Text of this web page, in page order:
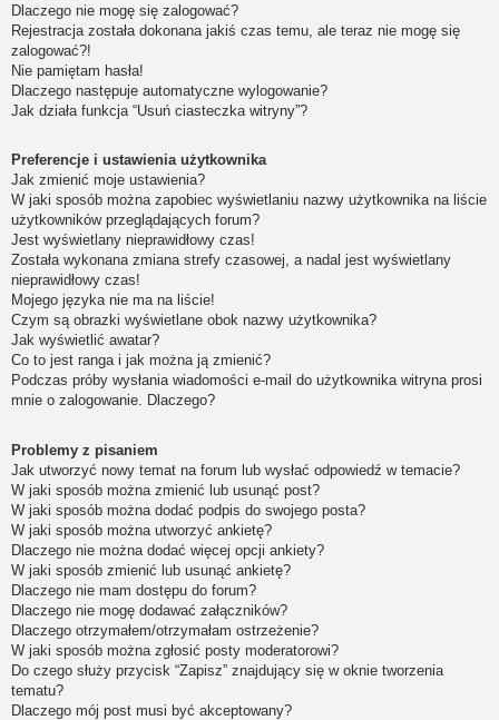
Dlaczego nie mogę się zalogować?
Rejestracja została dokonana jakiś czas temu, ale teraz nie mogę się
zalogować?!
Nie pamiętam hasła!
Dlaczego następuje automatyczne wylogowanie?
Jak działa funkcja “Usuń ciasteczka witryny”?
Preferencje i ustawienia użytkownika
Jak zmienić moje ustawienia?
W jaki sposób można zapobiec wyświetlaniu nazwy użytkownika na liście
użytkowników przeglądających forum?
Jest wyświetlany nieprawidłowy czas!
Została wykonana zmiana strefy czasowej, a nadal jest wyświetlany
nieprawidłowy czas!
Mojego języka nie ma na liście!
Czym są obrazki wyświetlane obok nazwy użytkownika?
Jak wyświetlić awatar?
Co to jest ranga i jak można ją zmienić?
Podczas próby wysłania wiadomości e-mail do użytkownika witryna prosi
mnie o zalogowanie. Dlaczego?
Problemy z pisaniem
Jak utworzyć nowy temat na forum lub wysłać odpowiedź w temacie?
W jaki sposób można zmienić lub usunąć post?
W jaki sposób można dodać podpis do swojego posta?
W jaki sposób można utworzyć ankietę?
Dlaczego nie można dodać więcej opcji ankiety?
W jaki sposób zmienić lub usunąć ankietę?
Dlaczego nie mam dostępu do forum?
Dlaczego nie mogę dodawać załączników?
Dlaczego otrzymałem/otrzymałam ostrzeżenie?
W jaki sposób można zgłosić posty moderatorowi?
Do czego służy przycisk “Zapisz” znajdujący się w oknie tworzenia
tematu?
Dlaczego mój post musi być akceptowany?